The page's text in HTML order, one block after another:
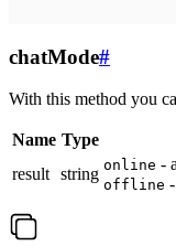
chatMode#
With this method you
Name Type
result string online -
offline